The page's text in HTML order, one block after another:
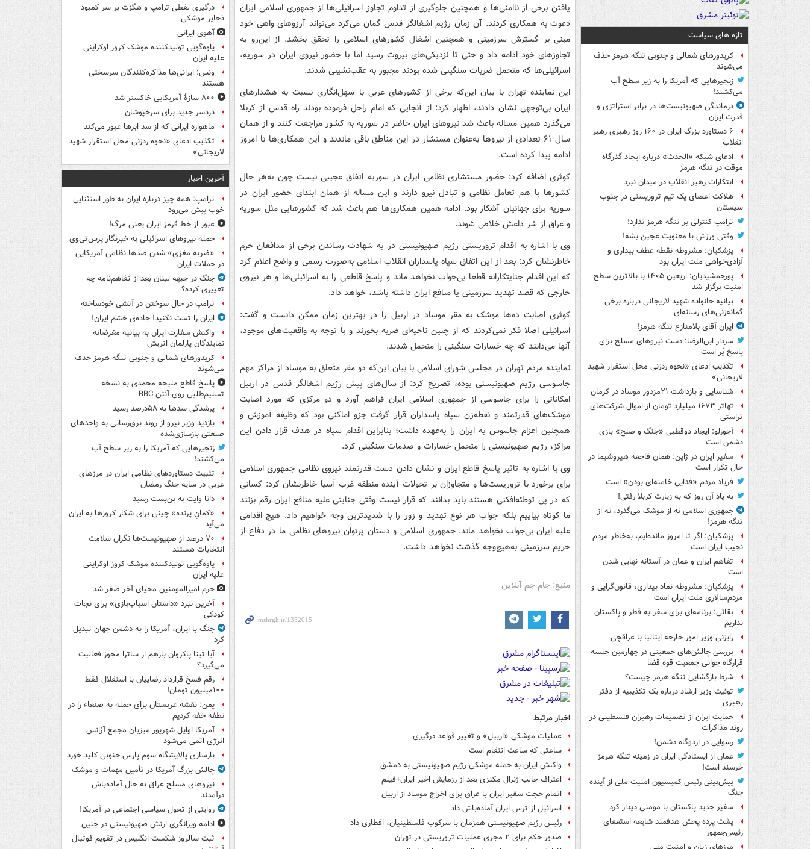
تازه های سیاست
کریدورهای شمالی و جنوبی تنگه هرمز حذف
می‌شوند
زنجیرهایی که آمریکا را به زیر سطح آب
می‌کشند!
درماندگی صهیونیست‌ها در برابر استراتژی و
قدرت ایران
۶ دستاورد بزرگ ایران در ۱۶۰ روز رهبری رهبر
انقلاب
ادعای شبکه «الحدث» درباره ایجاد گذرگاه
موقت در تنگه هرمز
ابتکارات رهبر انقلاب در میدان نبرد
هلاکت اعضای یک تیم تروریستی در جنوب
سیستان
ترامپ کنترلی بر تنگه هرمز ندارد!
وقتی ورزش با معنویت عجین بشه!
پزشکیان: مشروطه نقطه عطف بیداری و
آزادی‌خواهی ملت ایران بود
پورجمشیدیان: اربعین ۱۴۰۵ با بالاترین سطح
امنیت برگزار شد
بیانیه خانواده شهید لاریجانی درباره برخی
گمانه‌زنی‌های رسانه‌ای
ایران آقای بلامنازع تنگه هرمز!
سردار ابن‌الرضا: دست نیروهای مسلح برای
پاسخ پُر است
تکذیب ادعای «نحوه ردزنی محل استقرار شهید
لاریجانی»
شناسایی و بازداشت ۲۱مزدور موساد در کرمان
تهاتر ۱۶۷۳ میلیارد تومان از اموال شرکت‌های
تراستی
آجورلو: ایجاد دوقطبی «جنگ و صلح‌» بازی
دشمن است
سفیر ایران در ژاپن: همان فاجعه هیروشیما در
حال تکرار است
فریاد مردم «فدایی خامنه‌ای بودن» است
به یاد آن روز که به زیارت کربلا رفتی!
جمهوری اسلامی نه از موشک می‌گذرد، نه از
تنگه هرمز!
پزشکیان: اگر تا امروز مانده‌ایم، به‌خاطر مردم
نجیب ایران است
تفاهم ایران و عمان در آستانه نهایی شدن
است
پزشکیان: مشروطه نماد بیداری، قانون‌گرایی و
مردم‌سالاری ملت ایران است
بقائی: برنامه‌ای برای سفر به قطر و پاکستان
نداریم
رایزنی وزیر امور خارجه ایتالیا با عراقچی
بررسی چالش‌های جمعیتی در چهارمین جلسه
قرارگاه جوانی جمعیت قوه قضا
شرط بازگشایی تنگه هرمز چیست؟
توئیت وزیر ارشاد درباره یک تکذیبیه از دفتر
رهبری
حمایت ایران از تصمیمات رهبران فلسطینی در
روند مذاکرات
رسوایی در اردوگاه دشمن!
عمان از ایستادگی ایران در زمینه تنگه هرمز
خرسند است!
پیش‌بینی رئیس کمیسیون امنیت ملی از آینده
جنگ
سفیر جدید پاکستان با مومنی دیدار کرد
پشت پرده پخش هدفمند شایعه استعفای
رئیس‌جمهور
یافتن برخی از ناامنی‌ها و همچنین جلوگیری از تداوم تجاوز اسرائیلی‌ها از جمهوری اسلامی ایران
دعوت به همکاری کردند. ‌آن زمان رژیم اشغالگر قدس گمان می‌کرد می‌تواند آرزوهای واهی خود
مبنی بر گسترش سرزمینی و همچنین اشغال کشورهای اسلامی را تحقق بخشد. از این‌رو به
تجاوزهای خود ادامه داد و حتی تا نزدیکی‌های بیروت رسید اما با حضور نیروی ایران در سوریه،
اسرائیلی‌ها که متحمل ضربات سنگینی شده بودند مجبور به عقب‌نشینی شدند.
این نماینده تهران با بیان این‌که برخی از کشورهای عربی با سهل‌انگاری نسبت به هشدارهای
ایران بی‌توجهی نشان دادند، اظهار کرد: از آنجایی که امام راحل فرموده بودند راه قدس از کربلا
می‌گذرد همین مساله باعث شد نیروهای ایران حاضر در سوریه به کشور مراجعت کنند و از همان
سال ۶۱ تعدادی از نیروها به‌عنوان مستشار در این مناطق باقی ماندند و این همکاری‌ها تا امروز
ادامه پیدا کرده است.
کوثری اضافه کرد: حضور مستشاری نظامی ایران در سوریه اتفاق عجیبی نیست چون به‌هر حال
کشورها با هم تعامل نظامی و تبادل نیرو دارند و این مساله از همان ابتدای حضور ایران در
سوریه برای جهانیان آشکار بود. ادامه همین همکاری‌ها هم باعث شد که کشورهایی مثل سوریه
و عراق از شر داعش خلاص شوند.
وی با اشاره به اقدام تروریستی رژیم صهیونیستی در به شهادت رساندن برخی از مدافعان حرم
خاطرنشان کرد: بعد از این اتفاق سپاه پاسداران انقلاب اسلامی به‌صورت رسمی و واضح اعلام کرد
که این اقدام جنایتکارانه قطعا بی‌جواب نخواهد ماند و پاسخ قاطعی را به اسرائیلی‌ها و هر نیروی
خارجی که قصد تهدید سرزمینی یا منافع ایران داشته باشد، خواهد داد.
کوثری اصابت ده‌ها موشک به مقر موساد در اربیل را در بهترین زمان ممکن دانست و گفت:
اسرائیلی اصلا فکر نمی‌کردند که از چنین ناحیه‌ای ضربه بخورند و با توجه به واقعیت‌های موجود،
آنها می‌دانند که چه خسارات سنگینی را متحمل شدند.
نماینده مردم تهران در مجلس شورای اسلامی با بیان این‌که دو مقر متعلق به موساد از مراکز مهم
جاسوسی رژیم صهیونیستی بوده، تصریح کرد: از سال‌های پیش رژیم اشغالگر قدس در اربیل
امکاناتی را برای جاسوسی از جمهوری اسلامی ایران فراهم آورد و دو مرکزی که مورد اصابت
موشک‌های قدرتمند و نقطه‌زن سپاه پاسداران قرار گرفت جزو اماکنی بود که وظیفه آموزش و
همچنین اعزام جاسوس به ایران را به‌عهده داشت؛ بنابراین اقدام سپاه در هدف قرار دادن این
مراکز، رژیم صهیونیستی را متحمل خسارات و صدمات سنگینی کرد.
وی با اشاره به تاثیر پاسخ قاطع ایران و نشان دادن دست قدرتمند نیروی نظامی جمهوری اسلامی
برای برخورد با تروریست‌ها و متجاوزان بر تحولات آینده منطقه غرب آسیا خاطرنشان کرد: کسانی
که در پی توطئه‌افکنی هستند باید بدانند که قرار نیست وقتی جنایتی علیه منافع ایران رقم بزنند
ما کوتاه بیاییم بلکه جواب هر نوع تهدید و زور را با شدیدترین وجه خواهیم داد. هیچ اقدامی
علیه ایران بی‌جواب نخواهد ماند. جمهوری اسلامی و دستان پرتوان نیروهای نظامی ما در دفاع از
حریم سرزمینی به‌هیچ‌وجه گذشت نخواهد داشت.
منبع: جام جم آنلاین
اخبار مرتبط
عملیات موشکی «اربیل» و تغییر قواعد درگیری
ساعتی که ساعت انتقام است
واکنش ایران به حمله موشکی رژیم صهیونیستی به دمشق
اعتراف جالب ژنرال مکنزی بعد از رزمایش اخیر ایران+فیلم
اتمام حجت سفیر ایران با عراق برای اخراج موساد از اربیل
اسرائیل از ترس ایران آماده‌باش داد
رئیس رژیم صهیونیستی همزمان با سرکوب فلسطینیان، افطاری داد
صدور حکم برای ۲ مجری عملیات تروریستی در تهران
درگیری لفظی ترامپ و هگزث بر سر کمبود
ذخایر موشکی
آهوی ایرانی
یاوه‌گویی تولیدکننده موشک کروز اوکراینی
علیه ایران
ونس: ایرانی‌ها مذاکره‌کنندگان سرسختی
هستند
۸۰۰ سازۀ آمریکایی خاکستر شد
دردسر جدید برای سرخپوشان
ماهواره ایرانی که از سد ابرها عبور می‌کند
تکذیب ادعای «نحوه ردزنی محل استقرار شهید
لاریجانی»
آخرین اخبار
ترامپ: همه چیز درباره ایران به طور استثنایی
خوب پیش می‌رود
عبور از خط قرمز ایران یعنی مرگ!
حمله نیروهای اسرائیلی به خبرنگار پرس‌تی‌وی
«ضربه مغزی» شدن صدها نظامی آمریکایی
در حملات ایران
جنگ در جبهه لبنان بعد از تفاهم‌نامه چه
تغییری کرده؟
ترامپ در حال سوختن در آتشی خودساخته
ایران را تست نکنید! جاده‌ی خشم ایران!
واکنش سفارت ایران به بیانیه مغرضانه
نمایندگان پارلمان اتریش
کریدورهای شمالی و جنوبی تنگه هرمز حذف
می‌شوند
پاسخ قاطع ملیحه محمدی به نسخه
تسلیم‌طلبی روی آنتن BBC
پرشدگی سدها به ۵۸درصد رسید
بازدید وزیر نیرو از روند برق‌رسانی به واحدهای
صنعتی بازسازی‌شده
زنجیرهایی که آمریکا را به زیر سطح آب
می‌کشند!
تثبیت دستاوردهای نظامی ایران در مرزهای
غربی در سایه جنگ رمضان
دانا وایت به بن‌بست رسید
«کمانِ پرنده» چینی برای شکار کروزها به ایران
می‌آید
۷۰ درصد از صهیونیست‌ها نگران سلامت
انتخابات هستند
یاوه‌گویی تولیدکننده موشک کروز اوکراینی
علیه ایران
حرم امیرالمومنین محیای آخر صفر شد
آخرین نبرد «داستان اسباب‌بازی» برای نجات
کودکی
جنگ با ایران، آمریکا را به دشمن جهان تبدیل
کرد
آیا تینا پاکروان بازهم از ساترا مجوز فعالیت
می‌گیرد؟
رقم فسخ قرارداد رضاییان با استقلال فقط
۱۰۰میلیون تومان!
یمن: نقشه عربستان برای حمله به صنعاء را در
نطفه خفه کردیم
آمریکا اوایل شهریور میزبان مجمع آژانس
انرژی اتمی می‌شود
بازسازی پالایشگاه سوم پارس جنوبی کلید خورد
چالش بزرگ آمریکا در تأمین مهمات و موشک
نیروهای مسلح عراق به حال آماده‌باش
درآمدند
روایتی از تحول سیاسی اجتماعی در آمریکا!
ادامه ویرانگری ارتش صهیونیستی در جنین
ثبت سالروز شکست انگلیس در تقویم فوتبال